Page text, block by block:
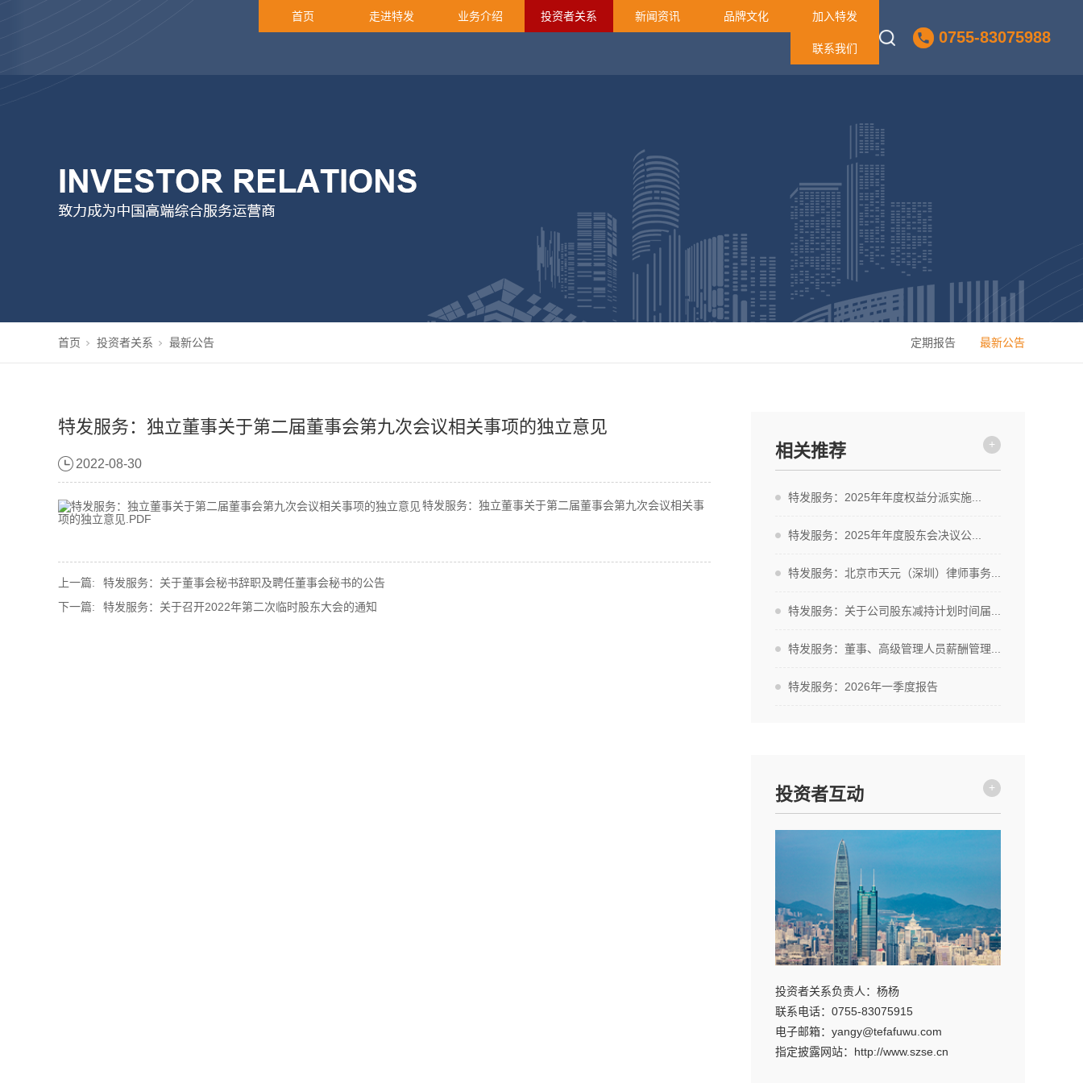
0755-83075988
首页 走进特发 业务介绍 投资者关系 新闻资讯 品牌文化 加入特发
联系我们
首页 投资者关系 最新公告 定期报告 最新公告
特发服务：独立董事关于第二届董事会第九次会议相关事项的独立意见
2022-08-30
特发服务：独立董事关于第二届董事会第九次会议相关事
项的独立意见.PDF
上一篇:
特发服务：关于董事会秘书辞职及聘任董事会秘书的公告
下一篇:
特发服务：关于召开2022年第二次临时股东大会的通知
相关推荐 +
特发服务：2025年年度权益分派实施...
特发服务：2025年年度股东会决议公...
特发服务：北京市天元（深圳）律师事务...
特发服务：关于公司股东减持计划时间届...
特发服务：董事、高级管理人员薪酬管理...
特发服务：2026年一季度报告
投资者互动 +
投资者关系负责人：杨杨
联系电话：0755-83075915
电子邮箱：yangy@tefafuwu.com
指定披露网站：http://www.szse.cn